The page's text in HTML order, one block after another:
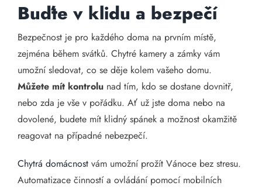
Buďte v klidu a bezpečí
Bezpečnost je pro každého doma na prvním místě,
zejména během svátků. Chytré kamery a zámky vám
umožní sledovat, co se děje kolem vašeho domu.
Můžete mít kontrolu nad tím, kdo se dostane dovnitř,
nebo zda je vše v pořádku. Ať už jste doma nebo na
dovolené, budete mít klidný spánek a možnost okamžitě
reagovat na případné nebezpečí.
Chytrá domácnost vám umožní prožít Vánoce bez stresu.
Automatizace činností a ovládání pomocí mobilních